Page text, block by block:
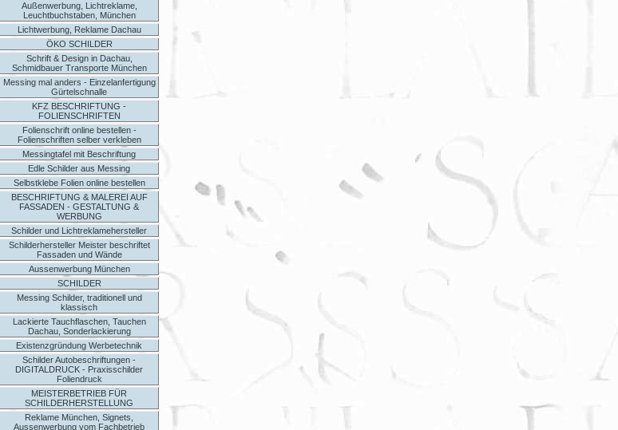
Außenwerbung, Lichtreklame,
Leuchtbuchstaben, München
Lichtwerbung, Reklame Dachau
ÖKO SCHILDER
Schrift & Design in Dachau,
Schmidbauer Transporte München
Messing mal anders - Einzelanfertigung
Gürtelschnalle
KFZ BESCHRIFTUNG -
FOLIENSCHRIFTEN
Folienschrift online bestellen -
Folienschriften selber verkleben
Messingtafel mit Beschriftung
Edle Schilder aus Messing
Selbstklebe Folien online bestellen
BESCHRIFTUNG & MALEREI AUF
FASSADEN - GESTALTUNG &
WERBUNG
Schilder und Lichtreklamehersteller
Schilderhersteller Meister beschriftet
Fassaden und Wände
Aussenwerbung München
SCHILDER
Messing Schilder, traditionell und
klassisch
Lackierte Tauchflaschen, Tauchen
Dachau, Sonderlackierung
Existenzgründung Werbetechnik
Schilder Autobeschriftungen -
DIGITALDRUCK - Praxisschilder
Foliendruck
MEISTERBETRIEB FÜR
SCHILDERHERSTELLUNG
Reklame München, Signets,
Aussenwerbung vom Fachbetrieb